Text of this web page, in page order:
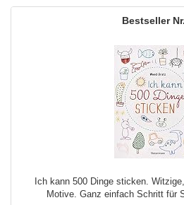
Ich kann 500 Dinge sticken.
Motive. Ganz einfach Schritt für